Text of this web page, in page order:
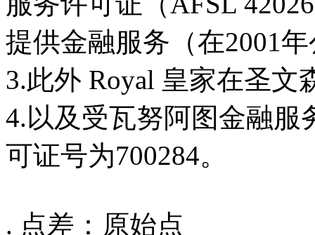
提供金融服务（在2001
3.此外 Royal 皇家在圣文
4.以及受瓦努阿图金融服
可证号为700284。
. 点差：原始点